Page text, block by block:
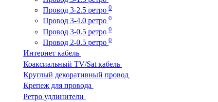
Провод 3-2.5 ретро 0
Провод 3-4.0 ретро 0
Провод 3-0.5 ретро 0
Провод 2-0.5 ретро 0
Интернет кабель
Коаксиальный TV/Sat кабель
Круглый декоративный провод
Крепеж для провода
Ретро удлинители